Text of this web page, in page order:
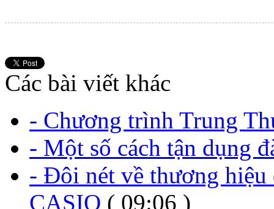
Các bài viết khác
- Chương trình Trung
- Một số cách tận dụng
- Đôi nét về thương hiệu
CASIO ( 09:06 )